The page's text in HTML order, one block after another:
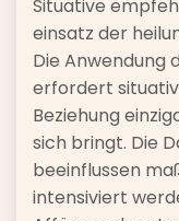
Situative
einsatz der
Die Anwendung
erfordert
Beziehung
sich bringt. Die
beeinflussen
intensiviert